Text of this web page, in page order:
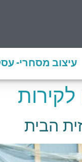
עיצוב מסחרי-
הבית